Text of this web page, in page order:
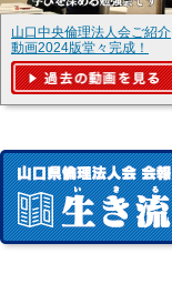
山口中央倫理法人会ご紹介
動画2024版堂々完成！